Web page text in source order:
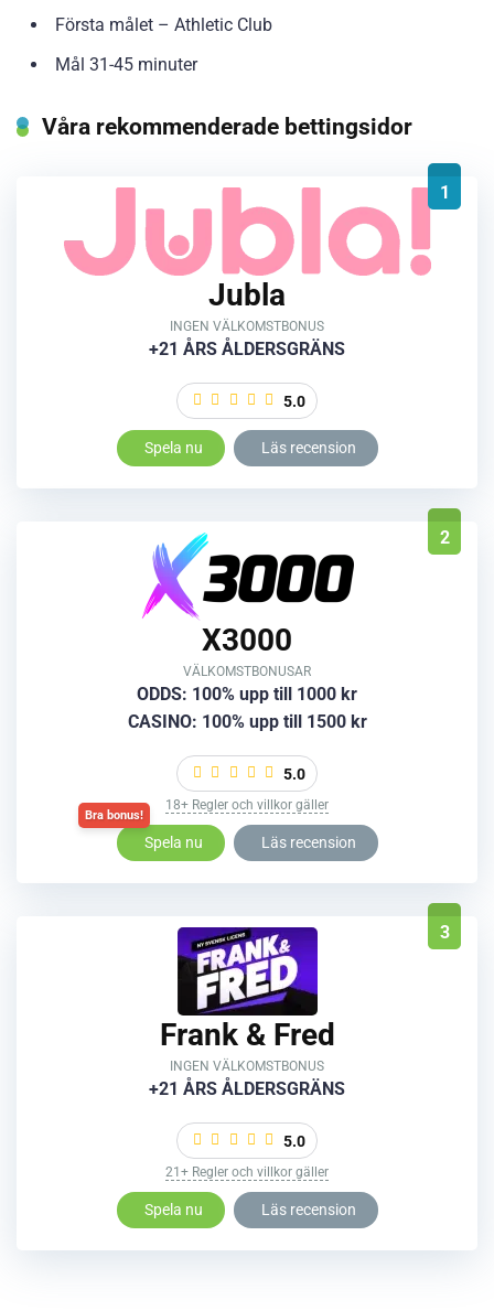
Första målet – Athletic Club
Mål 31-45 minuter
Våra rekommenderade bettingsidor
1
Jubla
INGEN VÄLKOMSTBONUS
+21 ÅRS ÅLDERSGRÄNS
5.0
Spela nu Läs recension
2
X3000
VÄLKOMSTBONUSAR
ODDS: 100% upp till 1000 kr
CASINO: 100% upp till 1500 kr
5.0
18+ Regler och villkor gäller
Spela nu Läs recension
3
Frank & Fred
INGEN VÄLKOMSTBONUS
+21 ÅRS ÅLDERSGRÄNS
5.0
21+ Regler och villkor gäller
Spela nu Läs recension